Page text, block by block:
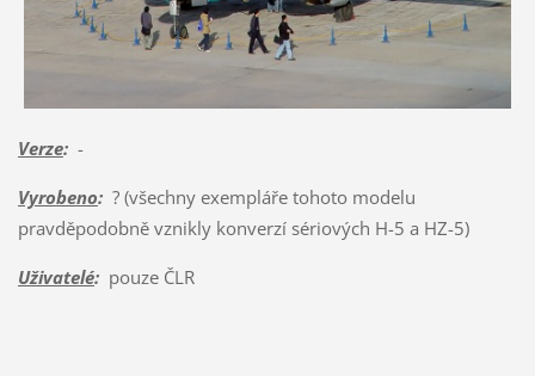
Verze:-
Vyrobeno:? (všechny exempláře tohoto modelu
pravděpodobně vznikly konverzí sériových H-5 a HZ-5)
Uživatelé:pouze ČLR